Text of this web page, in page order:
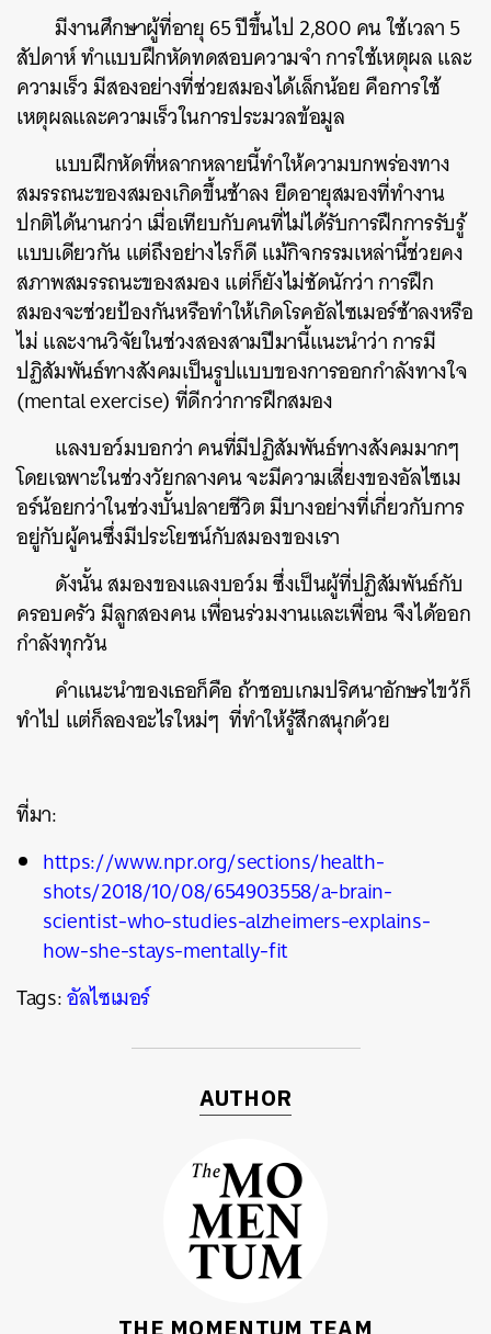
มีงานศึกษาผู้ที่อายุ 65 ปีขึ้นไป 2,800 คน ใช้เวลา 5
สัปดาห์ ทำแบบฝึกหัดทดสอบความจำ การใช้เหตุผล และ
ความเร็ว มีสองอย่างที่ช่วยสมองได้เล็กน้อย คือการใช้
เหตุผลและความเร็วในการประมวลข้อมูล
แบบฝึกหัดที่หลากหลายนี้ทำให้ความบกพร่องทาง
สมรรถนะของสมองเกิดขึ้นช้าลง ยืดอายุสมองที่ทำงาน
ปกติได้นานกว่า เมื่อเทียบกับคนที่ไม่ได้รับการฝึกการรับรู้
แบบเดียวกัน แต่ถึงอย่างไรก็ดี แม้กิจกรรมเหล่านี้ช่วยคง
สภาพสมรรถนะของสมอง แต่ก็ยังไม่ชัดนักว่า การฝึก
สมองจะช่วยป้องกันหรือทำให้เกิดโรคอัลไซเมอร์ช้าลงหรือ
ไม่ และงานวิจัยในช่วงสองสามปีมานี้แนะนำว่า การมี
ปฏิสัมพันธ์ทางสังคมเป็นรูปแบบของการออกกำลังทางใจ
(mental exercise) ที่ดีกว่าการฝึกสมอง
แลงบอว์มบอกว่า คนที่มีปฏิสัมพันธ์ทางสังคมมากๆ
โดยเฉพาะในช่วงวัยกลางคน จะมีความเสี่ยงของอัลไซเม
อร์น้อยกว่าในช่วงบั้นปลายชีวิต มีบางอย่างที่เกี่ยวกับการ
อยู่กับผู้คนซึ่งมีประโยชน์กับสมองของเรา
ดังนั้น สมองของแลงบอว์ม ซึ่งเป็นผู้ที่ปฏิสัมพันธ์กับ
ครอบครัว มีลูกสองคน เพื่อนร่วมงานและเพื่อน จึงได้ออก
กำลังทุกวัน
คำแนะนำของเธอก็คือ ถ้าชอบเกมปริศนาอักษรไขว้ก็
ทำไป แต่ก็ลองอะไรใหม่ๆ ที่ทำให้รู้สึกสนุกด้วย
ที่มา:
https://www.npr.org/sections/health-
shots/2018/10/08/654903558/a-brain-
scientist-who-studies-alzheimers-explains-
how-she-stays-mentally-fit
Tags:อัลไซเมอร์
AUTHOR
SHARE TWEET LINE EMAIL